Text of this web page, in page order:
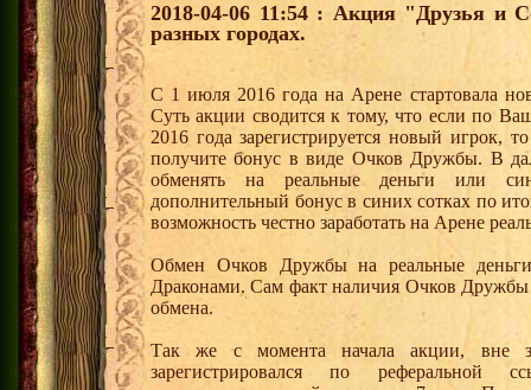
2018-04-06 11:54 : Акция "Друзья и
разных городах.
С 1 июля 2016 года на Арене стартовала
Суть акции сводится к тому, что если по
2016 года зарегистрируется новый
получите бонус в виде Очков Дружбы. В
обменять на реальные деньги или
дополнительный бонус в синих сотках по
возможность честно заработать на Арене
Обмен Очков Дружбы на реальные деньги
Драконами. Сам факт наличия Очков Дружбы
обмена.
Так же с момента начала акции, вне
зарегистрировался по